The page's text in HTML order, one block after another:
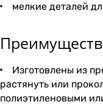
мелкие деталей
Изготовлены из
растянуть или
полиэтиленовыми